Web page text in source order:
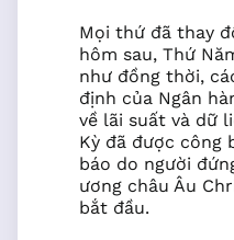
Mọi thứ đã thay
hôm sau, Thứ
như đồng thời,
định của Ngân
về lãi suất và dữ
Kỳ đã được công
báo do người
ương châu Âu
bắt đầu.